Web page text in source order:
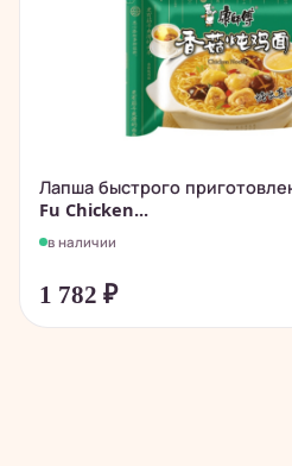
Лапша быстрого
Fu Chicken...
в наличии
1 782 ₽